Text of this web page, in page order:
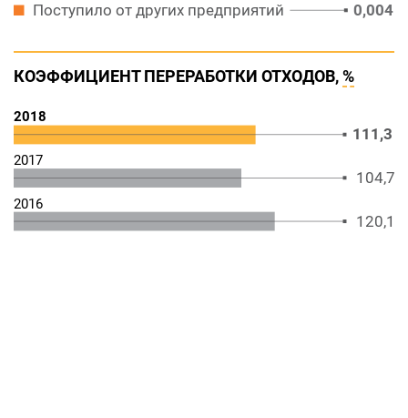
Поступило от других предприятий
0,004
КОЭФФИЦИЕНТ ПЕРЕРАБОТКИ ОТХОДОВ,%
2018
2017
2016
111,3
104,7
120,1